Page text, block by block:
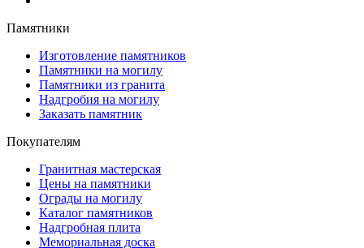
Памятники
Изготовление памятников
Памятники на могилу
Памятники из гранита
Надгробия на могилу
Заказать памятник
Покупателям
Гранитная мастерская
Цены на памятники
Ограды на могилу
Каталог памятников
Надгробная плита
Мемориальная доска